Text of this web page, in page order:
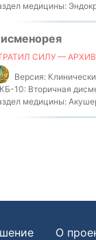
медицины:
СИЛУ — АРХИВ
Версия:
10: Вторичная
медицины:
О